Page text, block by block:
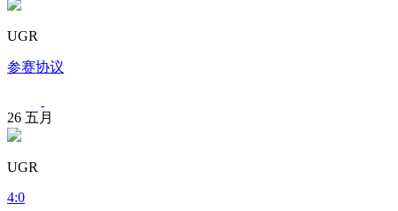
UGR
参赛协议
26 五月
UGR
4:0